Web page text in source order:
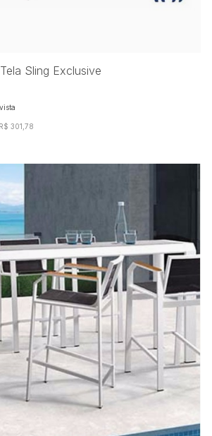
Sling Exclusive
301,78